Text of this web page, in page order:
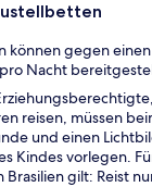
können gegen
pro Nacht
reisen, müssen
und einen
Kindes vorlegen.
Brasilien gilt: Reist